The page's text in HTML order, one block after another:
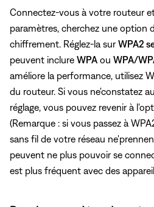
Connectez-vous à votre routeur
paramètres, cherchez une option
chiffrement. Réglez-la surWPA2
peuvent inclure WPA ou WPA/
améliore la performance, utilisez
du routeur. Si vous ne'constatez
réglage, vous pouvez revenir à
(Remarque : si vous passez à
sans fil de votre réseau
peuvent ne plus pouvoir se
est plus fréquent avec des